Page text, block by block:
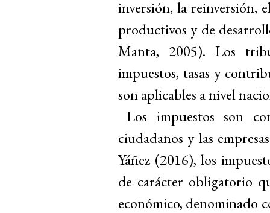
inversión, la reinversión,
productivos y de
Manta, 2005). Los
impuestos, tasas y
son aplicables a nivel
Los impuestos son
ciudadanos y las
Yáñez (2016), los
de carácter obligatorio
económico, denominado